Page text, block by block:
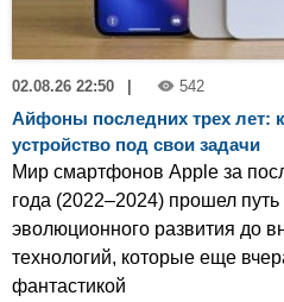
02.08.26 22:50 542
Айфоны последних трех лет:
устройство под свои задачи
Мир смартфонов Apple за
года (2022–2024) прошел путь
эволюционного развития до
технологий, которые еще
фантастикой